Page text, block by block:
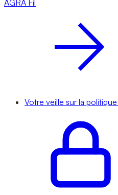
AGRA Fil
Votre veille sur la